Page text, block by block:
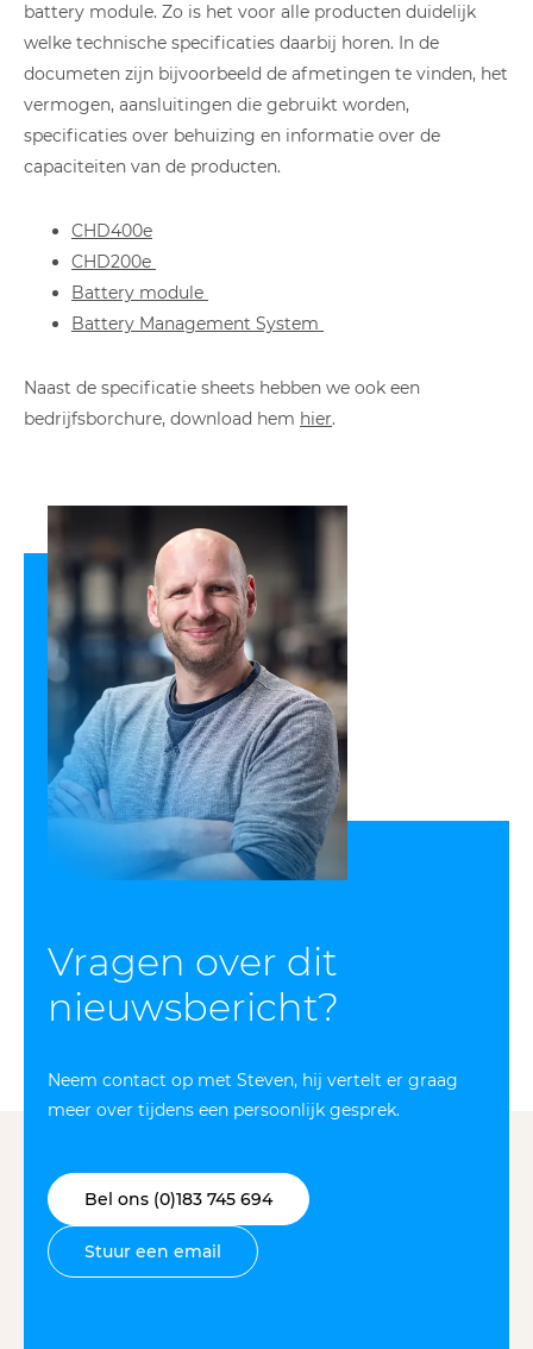
battery module. Zo is het voor alle producten duidelijk
welke technische specificaties daarbij horen. In de
documeten zijn bijvoorbeeld de afmetingen te vinden, het
vermogen, aansluitingen die gebruikt worden,
specificaties over behuizing en informatie over de
capaciteiten van de producten.
CHD400e
CHD200e
Battery module
Battery Management System
Naast de specificatie sheets hebben we ook een
bedrijfsborchure, download hem hier.
Vragen over dit
nieuws­bericht?
Neem contact op met Steven, hij vertelt er graag
meer over tijdens een persoonlijk gesprek.
Bel ons (0)183 745 694
Stuur een email